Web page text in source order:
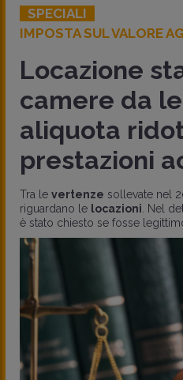
SPECIALI
IMPOSTA SUL VALORE
Locazione
camere da
aliquota
prestazioni
Tra le vertenze sollevate nel
riguardano le locazioni . Nel
è stato chiesto se fosse legittimo